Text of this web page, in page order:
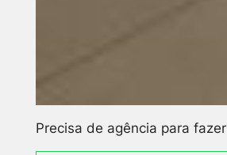
Precisa de agência para